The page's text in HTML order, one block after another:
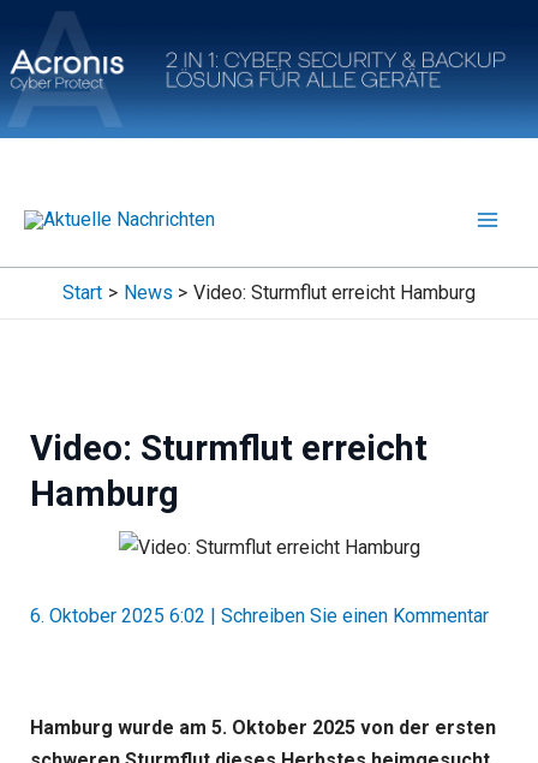
Inhalt
springen
Start News Video: Sturmflut erreicht Hamburg
Video: Sturmflut erreicht
Hamburg
6. Oktober 2025 6:02 | Schreiben Sie einen Kommentar
Hamburg wurde am 5. Oktober 2025 von der ersten